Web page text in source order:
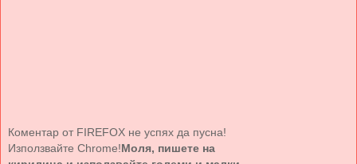
Коментар от FIREFOX не успях да пусна!
Използвайте Chrome!Моля, пишете на